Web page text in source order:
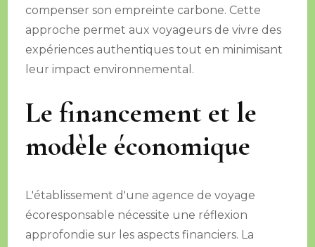
compenser son empreinte carbone. Cette
approche permet aux voyageurs de vivre des
expériences authentiques tout en minimisant
leur impact environnemental.
Le financement et le
modèle économique
L'établissement d'une agence de voyage
écoresponsable nécessite une réflexion
approfondie sur les aspects financiers. La